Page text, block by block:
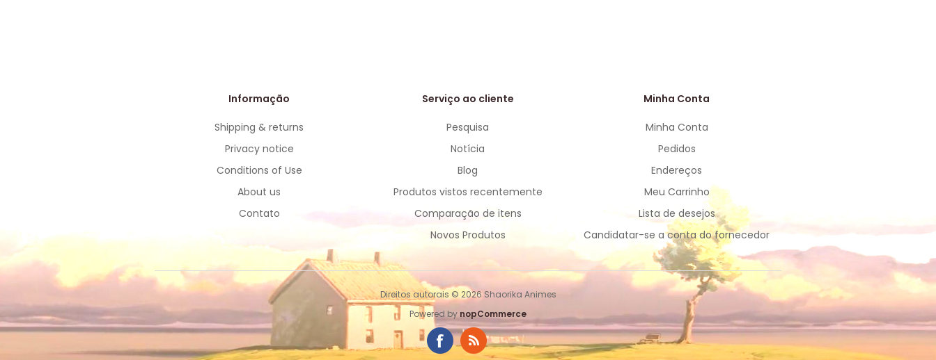
Informação
Shipping & returns
Privacy notice
Conditions of Use
About us
Contato
Serviço ao cliente
Pesquisa
Notícia
Blog
Produtos vistos recentemente
Comparação de itens
Novos Produtos
Minha Conta
Minha Conta
Pedidos
Endereços
Meu Carrinho
Lista de desejos
Candidatar-se a conta do fornecedor
Direitos autorais © 2026 Shaorika Animes
Powered by nopCommerce